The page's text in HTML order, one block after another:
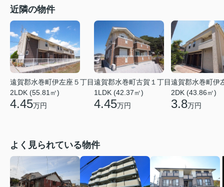
近隣の物件
遠賀郡水巻町伊左座５丁目
2LDK (55.81㎡)
4.45万円
遠賀郡水巻町古賀１丁目
1LDK (42.37㎡)
4.45万円
遠賀郡水巻町伊
2DK (43.86㎡)
3.8万円
よく見られている物件